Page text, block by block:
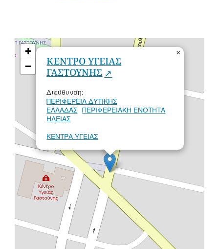
ΚΕΝΤΡΟ ΥΓΕΙΑΣ
ΓΑΣΤΟΥΝΗΣ
Διεύθυνση:
ΠΕΡΙΦΕΡΕΙΑ ΔΥΤΙΚΗΣ
ΕΛΛΑΔΑΣ ΠΕΡΙΦΕΡΕΙΑΚΗ ΕΝΟΤΗΤΑ
ΗΛΕΙΑΣ
ΚΕΝΤΡΑ ΥΓΕΙΑΣ
×
+
−